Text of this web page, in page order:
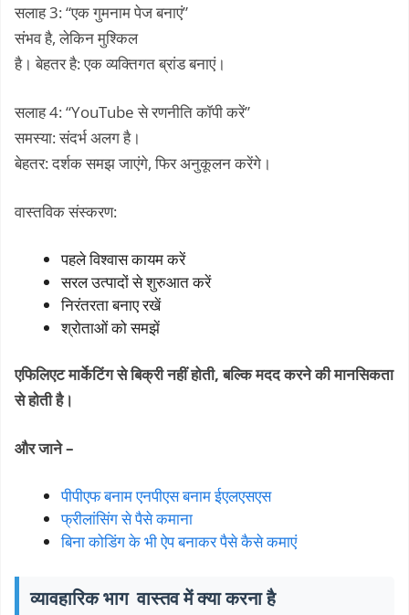
सलाह 3: “एक गुमनाम पेज बनाएं”
संभव है, लेकिन मुश्किल
है। बेहतर है: एक व्यक्तिगत ब्रांड बनाएं।
सलाह 4: “YouTube से रणनीति कॉपी करें”
समस्या: संदर्भ अलग है।
बेहतर: दर्शक समझ जाएंगे, फिर अनुकूलन करेंगे।
वास्तविक संस्करण:
पहले विश्वास कायम करें
सरल उत्पादों से शुरुआत करें
निरंतरता बनाए रखें
श्रोताओं को समझें
एफिलिएट मार्केटिंग से बिक्री नहीं होती, बल्कि मदद करने की मानसिकता
से होती है।
और जाने –
पीपीएफ बनाम एनपीएस बनाम ईएलएसएस
फ्रीलांसिंग से पैसे कमाना
बिना कोडिंग के भी ऐप बनाकर पैसे कैसे कमाएं
व्यावहारिक भाग वास्तव में क्या करना है